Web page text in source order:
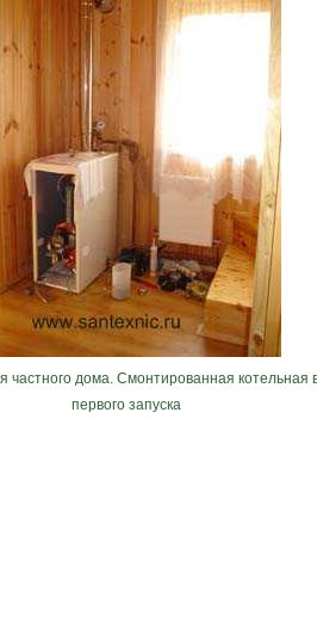
частного дома. Смонтированная котельная
первого запуска